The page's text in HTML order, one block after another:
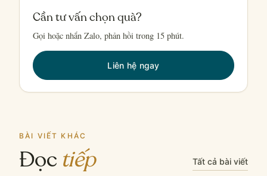
Cần tư vấn chọn quà?
Gọi hoặc nhắn Zalo, phản hồi trong 15 phút.
Liên hệ ngay
BÀI VIẾT KHÁC
Đọc tiếp Tất cả bài viết